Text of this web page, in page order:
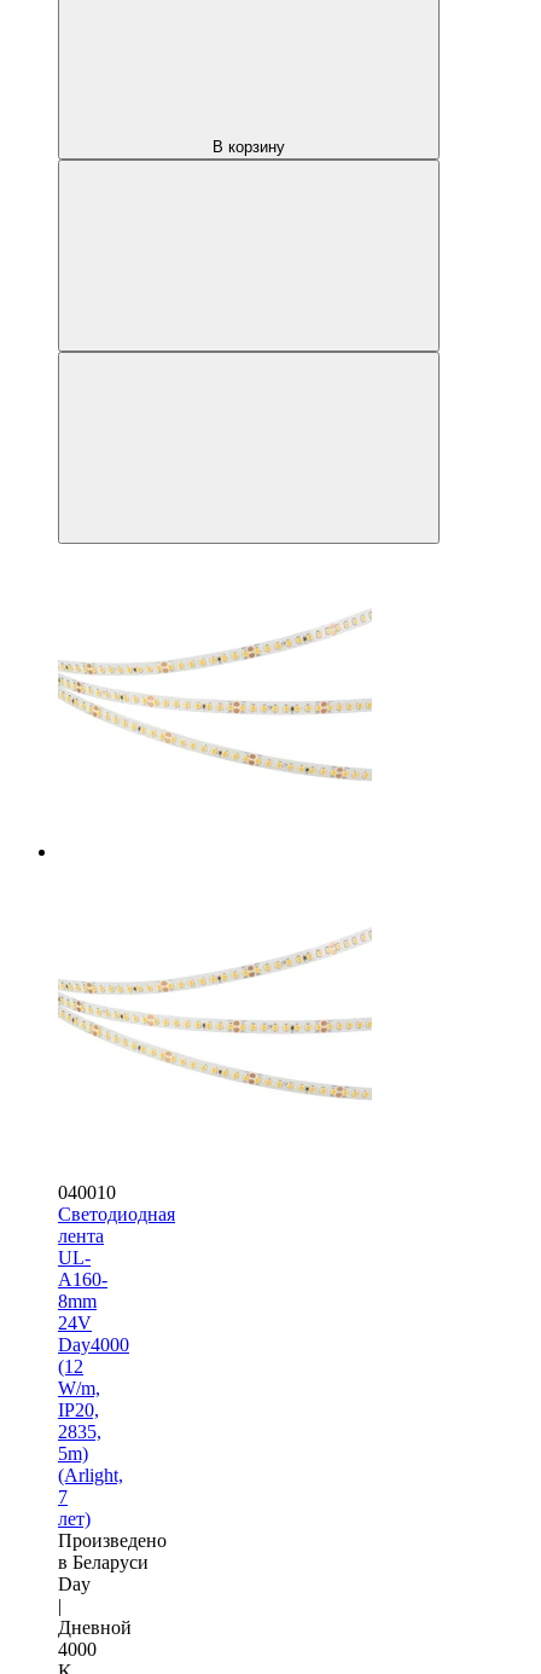
В корзину
040010
Светодиодная
лента
UL-
A160-
8mm
24V
Day4000
(12
W/m,
IP20,
2835,
5m)
(Arlight,
7
лет)
Произведено
в Беларуси
Day
|
Дневной
4000